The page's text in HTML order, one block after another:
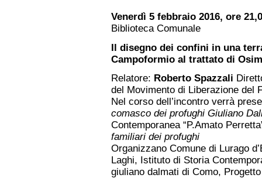
Venerdì 5 febbraio 2016, ore
Biblioteca Comunale
Il disegno dei confini in una
Campoformio al trattato di
Relatore: Roberto Spazzali
del Movimento di Liberazione del
Nel corso dell’incontro verrà
comasco dei profughi Giuliano
Contemporanea “P.Amato
familiari dei profughi
Organizzano Comune di Lurago
Laghi, Istituto di Storia
giuliano dalmati di Como,